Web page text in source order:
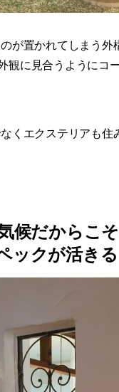
が置かれてしまう外
観に見合うようにコ
くエクステリアも住
候だからこ
ックが活きる